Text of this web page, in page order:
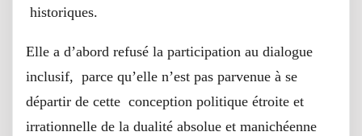
historiques.
Elle a d’abord refusé la participation au dialogue
inclusif, parce qu’elle n’est pas parvenue à se
départir de cette conception politique étroite et
irrationnelle de la dualité absolue et manichéenne